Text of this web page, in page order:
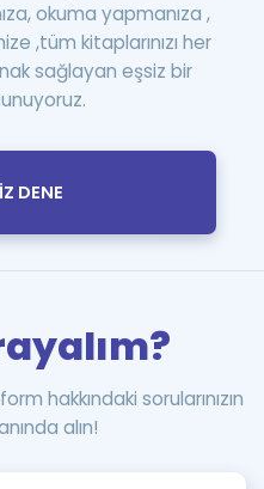
okuma yapmanıza ,
,tüm kitaplarınızı her
sağlayan eşsiz bir
DENE
hakkındaki sorularınızın
alın!